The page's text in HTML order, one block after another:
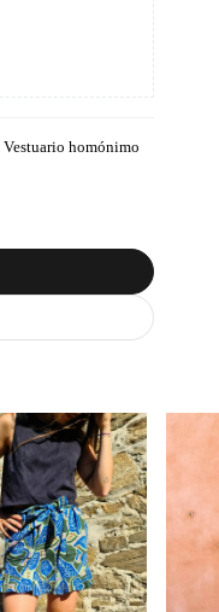
Vestuario homónimo